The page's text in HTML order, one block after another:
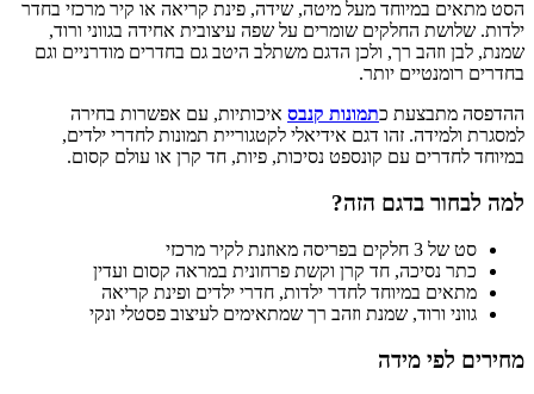
הסט מתאים במיוחד מעל מיטה, שידה, פינת קריאה או קיר מרכזי בחדר
ילדות. שלושת החלקים שומרים על שפה עיצובית אחידה בגווני ורוד,
שמנת, לבן וזהב רך, ולכן הדגם משתלב היטב גם בחדרים מודרניים וגם
בחדרים רומנטיים יותר.
ההדפסה מתבצעת כתמונות קנבס איכותיות, עם אפשרות בחירה
למסגרת ולמידה. זהו דגם אידיאלי לקטגוריית תמונות לחדרי ילדים,
במיוחד לחדרים עם קונספט נסיכות, פיות, חד קרן או עולם קסום.
למה לבחור בדגם הזה?
סט של 3 חלקים בפריסה מאוזנת לקיר מרכזי
כתר נסיכה, חד קרן וקשת פרחונית במראה קסום ועדין
מתאים במיוחד לחדר ילדות, חדרי ילדים ופינת קריאה
גווני ורוד, שמנת וזהב רך שמתאימים לעיצוב פסטלי ונקי
מחירים לפי מידה